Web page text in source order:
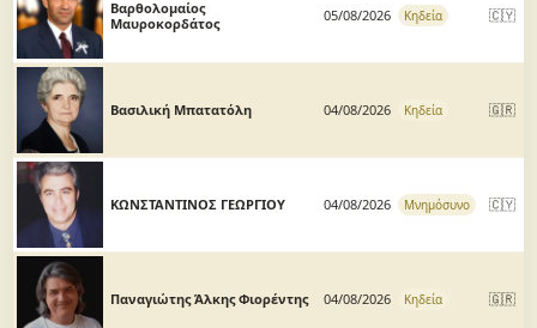
Βαρθολομαίος
Μαυροκορδάτος
05/08/2026 Κηδεία 🇨🇾
Βασιλική Μπατατόλη 04/08/2026 Κηδεία 🇬🇷
ΚΩΝΣΤΑΝΤΙΝΟΣ ΓΕΩΡΓΙΟΥ 04/08/2026 Μνημόσυνο 🇨🇾
Παναγιώτης Άλκης Φιορέντης 04/08/2026 Κηδεία 🇬🇷